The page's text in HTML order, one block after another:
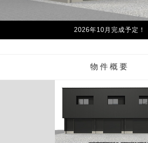
2026年10月完成予定！
物件概要